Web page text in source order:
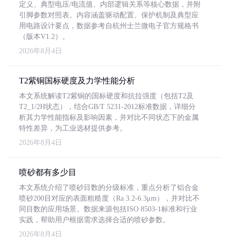
定义、典型电压/电流值、内部逻辑关系等核心数据，并附
引脚参数对照表。内容涵盖驱动配置、保护机制及典型应
用电路设计要点，数据参考自杭州士兰微电子官方规格书
（版本V1.2）。
2026年8月4日
T2紫铜国标硬度及力学性能分析
本文系统解读T2紫铜的国标硬度和抗拉强度（包括T2及
T2_1/2H状态），结合GB/T 5231-2012标准数据，详细分
析其力学性能指标及影响因素，并对比不同状态下的金属
特性差异，为工业选材提供参考。
2026年8月4日
喷砂都有多少目
本文系统介绍了喷砂目数的分级标准，重点分析了铝合金
喷砂200目对应的表面粗糙度（Ra 3.2-6.3μm），并对比不
同目数的应用场景。数据来源包括ISO 8503-1标准和行业
实践，帮助用户根据需求选择合适的喷砂参数。
2026年8月4日